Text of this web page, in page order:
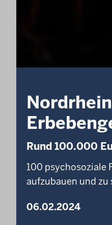
Rund 100.000
100 psychosoziale
aufzubauen und zu
06.02.2024